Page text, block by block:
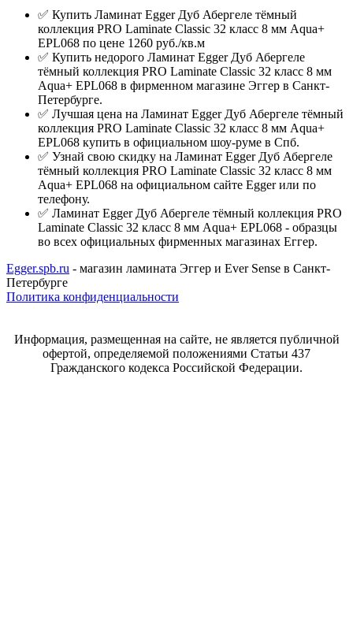
✅ Купить Ламинат Egger Дуб Абергеле тёмный
коллекция PRO Laminate Classic 32 класс 8 мм Aqua+
EPL068 по цене 1260 руб./кв.м
✅ Купить недорого Ламинат Egger Дуб Абергеле
тёмный коллекция PRO Laminate Classic 32 класс 8 мм
Aqua+ EPL068 в фирменном магазине Эггер в Санкт-
Петербурге.
✅ Лучшая цена на Ламинат Egger Дуб Абергеле тёмный
коллекция PRO Laminate Classic 32 класс 8 мм Aqua+
EPL068 купить в официальном шоу-руме в Спб.
✅ Узнай свою скидку на Ламинат Egger Дуб Абергеле
тёмный коллекция PRO Laminate Classic 32 класс 8 мм
Aqua+ EPL068 на официальном сайте Egger или по
телефону.
✅ Ламинат Egger Дуб Абергеле тёмный коллекция PRO
Laminate Classic 32 класс 8 мм Aqua+ EPL068 - образцы
во всех официальных фирменных магазинах Еггер.
Egger.spb.ru - магазин ламината Эггер и Ever Sense в Санкт-
Петербурге
Политика конфиденциальности
Информация, размещенная на сайте, не является публичной
офертой, определяемой положениями Статьи 437
Гражданского кодекса Российской Федерации.